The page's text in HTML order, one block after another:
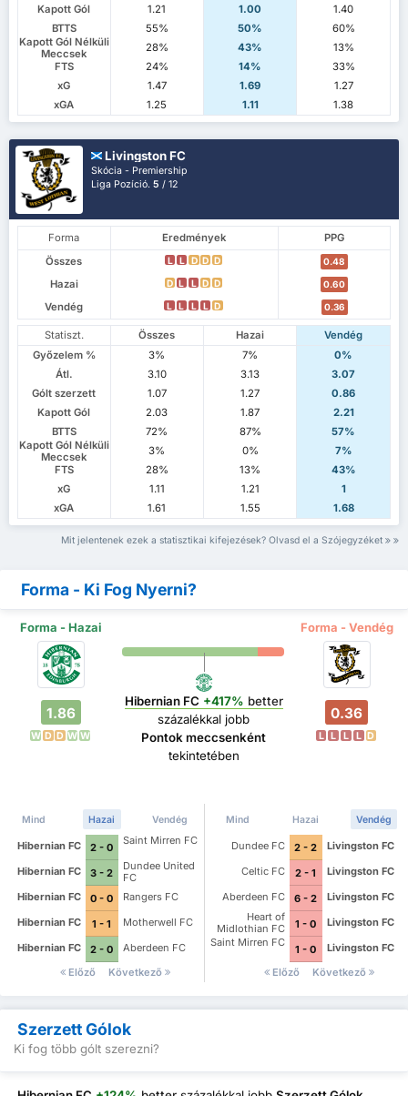
Kapott Gól
1.21 1.00
1.40
BTTS
55% 50%
60%
Kapott Gól Nélküli
Meccsek
28% 43%
13%
FTS
24% 14%
33%
xG
1.47 1.69
1.27
xGA
1.25 1.11 1.38
Livingston FC
Skócia - Premiership
Liga Pozíció.5 / 12
Forma Eredmények
PPG
Összes
L L D D D 0.48
Hazai D L L D D 0.60
Vendég L L L L D 0.36
Statiszt. Összes Hazai
Vendég
Győzelem %
3% 7%
0%
Átl.
3.10 3.13
3.07
Gólt szerzett
1.07 1.27
0.86
Kapott Gól
2.03 1.87
2.21
BTTS
72% 87%
57%
Kapott Gól Nélküli
Meccsek
3% 0%
7%
FTS
28% 13%
43%
xG
1.11 1.21
1
xGA
1.61 1.55 1.68
Mit jelentenek ezek a statisztikai kifejezések? Olvasd el a Szójegyzéket
Forma - Ki Fog Nyerni?
Forma - Hazai Forma - Vendég
1.86
W D D W W
Hibernian FC +417% better
százalékkal jobb
Pontok meccsenként
tekintetében
0.36
L L L L D
Mind Hazai Vendég
Hibernian FC 2 - 0
Saint Mirren FC
Hibernian FC 3 - 2
Dundee United
FC
Hibernian FC
0 - 0
Rangers FC
Hibernian FC
1 - 1
Motherwell FC
Hibernian FC
2 - 0
Aberdeen FC
Előző
Következő
Mind Hazai Vendég
Dundee FC 2 - 2
Livingston FC
Celtic FC
2 - 1
Livingston FC
Aberdeen FC
6 - 2
Livingston FC
Heart of
Midlothian FC
1 - 0
Livingston FC
Saint Mirren FC
1 - 0
Livingston FC
Előző
Következő
Szerzett Gólok
Ki fog több gólt szerezni?